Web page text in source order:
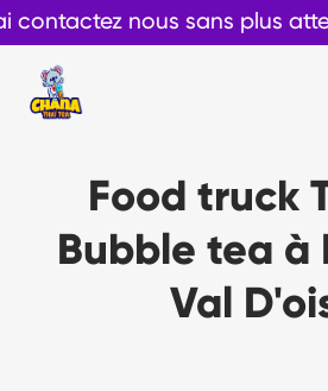
Aller
au
contenu
nous sans plus
Food truck
Bubble tea à
Val